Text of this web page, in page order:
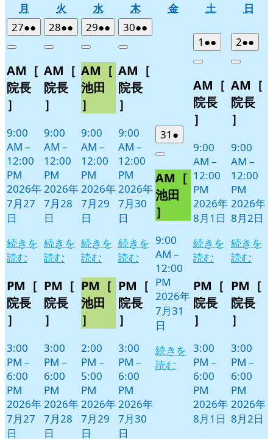
月
曜
日
火
曜
日
水水
曜
日
木木
曜
日
金金
土土
日
日
日
272026
年
月
27
日
●●
件
イ
ベ
ト)
Close
AM［
院長
］
9:00
AM –
12:00
PM
2026年
7月27
日
続きを
読む
PM［
院長
］
3:00
PM –
6:00
PM
2026年
7月27
日
282026
年
月
28
日
●●
件
イ
ベ
ト)
Close
AM［
院長
］
9:00
AM –
12:00
PM
2026年
7月28
日
続きを
読む
PM［
院長
］
3:00
PM –
6:00
PM
2026年
7月28
日
292026
年
月
29
日
●●
件
イ
ベ
ト)
Close
AM［
池田
］
9:00
AM –
12:00
PM
2026年
7月29
日
続きを
読む
PM［
池田
］
2:00
PM –
5:00
PM
2026年
7月29
日
302026
年
月
30
日
●●
件
イ
Close
AM［
院長
］
9:00
AM –
12:00
PM
2026年
7月30
日
続きを
読む
PM［
院長
］
3:00
PM –
6:00
PM
2026年
7月30
日
31 2026
年
月
31
日
●
件
イ
ベ
ト)
Close
AM［
池田
］
9:00
AM –
12:00
PM
2026年
7月31
日
続きを
読む
1 2026
年
月
1
日
●●
件
イ
ベ
Close
AM［
院長
］
9:00
AM –
12:00
PM
2026年
8月1日
続きを
読む
PM［
院長
］
3:00
PM –
6:00
PM
2026年
8月1日
22026
年
月
2
日
●●
件
イ
ベ
Close
AM［
院長
］
9:00
AM –
12:00
PM
2026年
8月2日
続きを
読む
PM［
院長
］
3:00
PM –
6:00
PM
2026年
8月2日